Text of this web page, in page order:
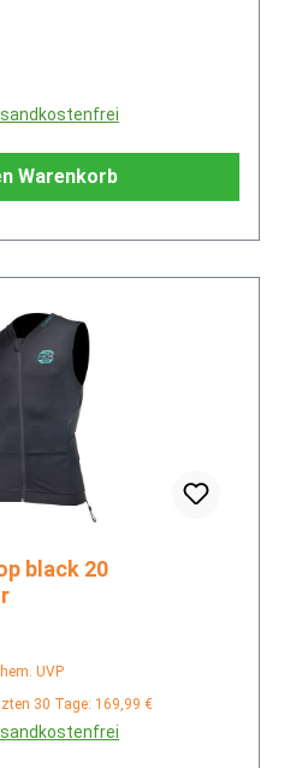
Warenkorb
UVP
30 Tage: 169,99 €